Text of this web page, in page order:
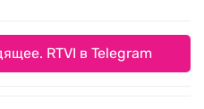
RTVI в Telegram